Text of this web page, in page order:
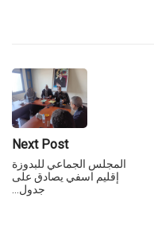
Next Post
المجلس الجماعي للبدوزة
إقليم اسفي يصادق على
جدول…